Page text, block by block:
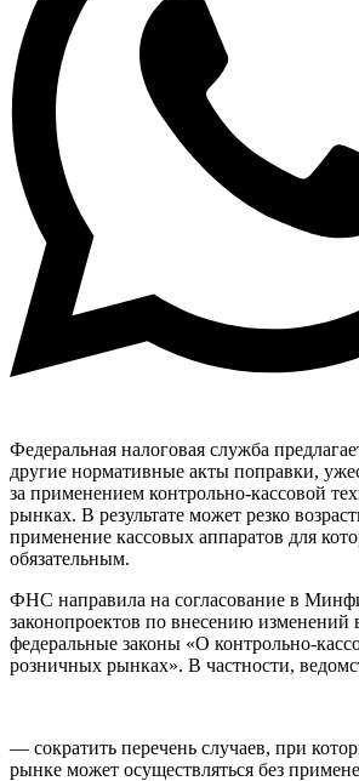
Федеральная налоговая служба
другие нормативные акты поправки,
за применением контрольно-кассовой
рынках. В результате может резко
применение кассовых аппаратов для
обязательным.
ФНС направила на согласование в
законопроектов по внесению
федеральные законы «О контрольно-
розничных рынках». В частности,
— сократить перечень случаев, при
рынке может осуществляться без